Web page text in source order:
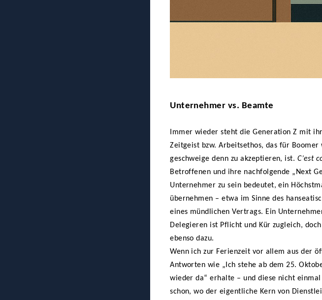
Unternehmer vs. Beamte
Immer wieder steht die Generation Z mit
Zeitgeist bzw. Arbeitsethos, das für
geschweige denn zu akzeptieren, ist. C’est
Betroffenen und ihre nachfolgende „Next
Unternehmer zu sein bedeutet, ein
übernehmen – etwa im Sinne des
eines mündlichen Vertrags. Ein
Delegieren ist Pflicht und Kür zugleich,
ebenso dazu.
Wenn ich zur Ferienzeit vor allem aus der
Antworten wie „Ich stehe ab dem 25.
wieder da“ erhalte – und diese nicht
schon, wo der eigentliche Kern von